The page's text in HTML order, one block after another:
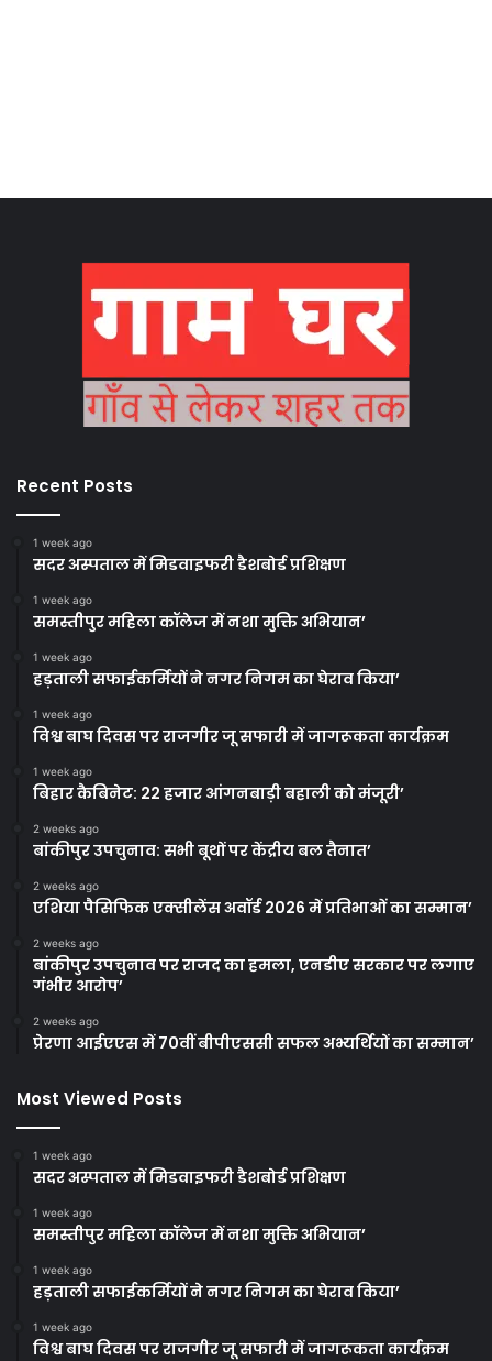
Recent Posts
1 week ago
सदर अस्पताल में मिडवाइफरी डैशबोर्ड प्रशिक्षण
1 week ago
समस्तीपुर महिला कॉलेज में नशा मुक्ति अभियान’
1 week ago
हड़ताली सफाईकर्मियों ने नगर निगम का घेराव किया’
1 week ago
विश्व बाघ दिवस पर राजगीर जू सफारी में जागरूकता कार्यक्रम
1 week ago
बिहार कैबिनेट: 22 हजार आंगनबाड़ी बहाली को मंजूरी’
2 weeks ago
बांकीपुर उपचुनाव: सभी बूथों पर केंद्रीय बल तैनात’
2 weeks ago
एशिया पैसिफिक एक्सीलेंस अवॉर्ड 2026 में प्रतिभाओं का सम्मान’
2 weeks ago
बांकीपुर उपचुनाव पर राजद का हमला, एनडीए सरकार पर लगाए
गंभीर आरोप’
2 weeks ago
प्रेरणा आईएएस में 70वीं बीपीएससी सफल अभ्यर्थियों का सम्मान’
Most Viewed Posts
1 week ago
सदर अस्पताल में मिडवाइफरी डैशबोर्ड प्रशिक्षण
1 week ago
समस्तीपुर महिला कॉलेज में नशा मुक्ति अभियान’
1 week ago
हड़ताली सफाईकर्मियों ने नगर निगम का घेराव किया’
1 week ago
विश्व बाघ दिवस पर राजगीर जू सफारी में जागरूकता कार्यक्रम